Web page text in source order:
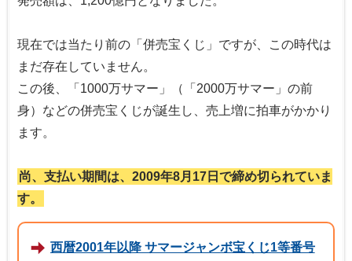
現在では当たり前の「併売宝くじ」ですが、この時代は
まだ存在していません。
この後、「1000万サマー」（「2000万サマー」の前
身）などの併売宝くじが誕生し、売上増に拍車がかかり
ます。
尚、支払い期間は、2009年8月17日で締め切られていま
す。
西暦2001年以降 サマージャンボ宝くじ1等番号